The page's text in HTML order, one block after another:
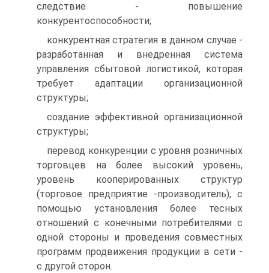
следствие - повышение
конкурентоспособности;
конкурентная стратегия в данном случае -
разработанная и внедренная система
управления сбытовой логистикой, которая
требует адаптации организационной
структуры;
создание эффективной организационной
структуры;
перевод конкуренции с уровня розничных
торговцев на более высокий уровень,
уровень кооперированных структур
(торговое предприятие -производитель), с
помощью установления более тесных
отношений с конечными потребителями с
одной стороны и проведения совместных
программ продвижения продукции в сети -
с другой сторон.